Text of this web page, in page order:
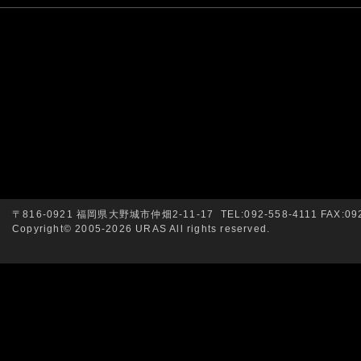
〒816-0921 福岡県大野城市仲畑2-11-17 TEL:092-558-4111
Copyright© 2005-2026 URAS All rights reserved.